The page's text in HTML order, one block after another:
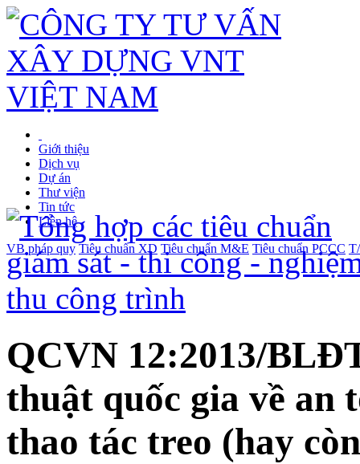
Giới thiệu
Dịch vụ
Dự án
Thư viện
Tin tức
Liên hệ
VB pháp quy Tiêu chuẩn XD Tiêu chuẩn M&E Tiêu chuẩn PCCC
QCVN 12:2013/
thuật quốc gia về an
thao tác treo (hay